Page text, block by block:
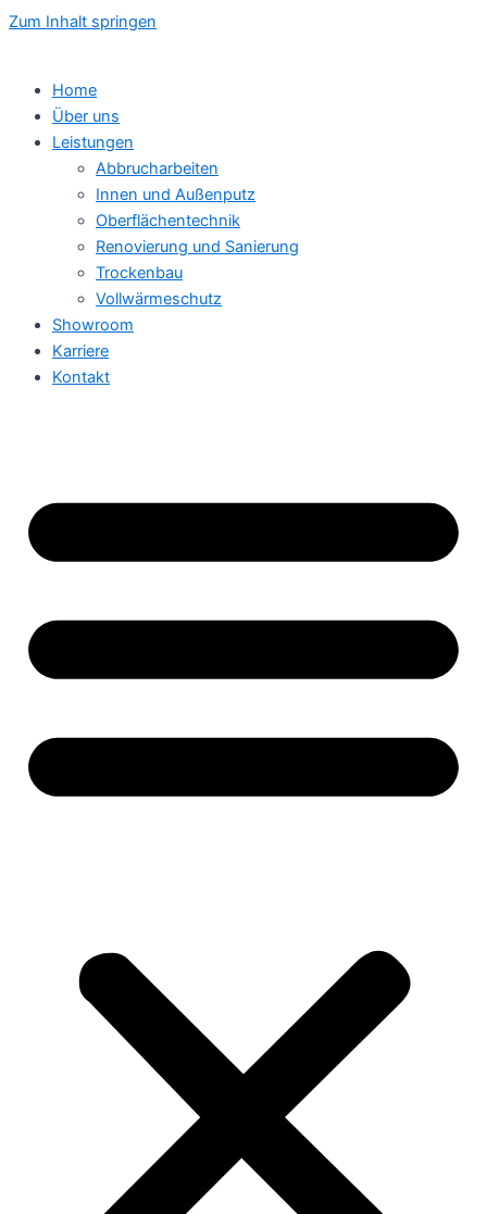
Zum Inhalt springen
Home
Über uns
Leistungen
Abbrucharbeiten
Innen und Außenputz
Oberflächentechnik
Renovierung und Sanierung
Trockenbau
Vollwärmeschutz
Showroom
Karriere
Kontakt